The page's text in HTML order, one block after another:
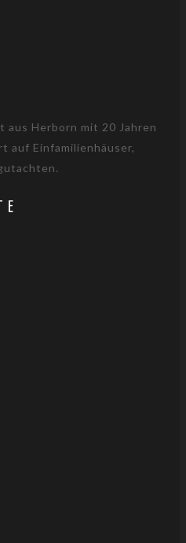
Herborn mit 20 Jahren
auf Einfamilienhäuser,